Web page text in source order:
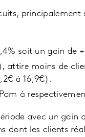
principalement
soit un gain de
attire moins de
à 16,9€).
à
avec un gain
dont les clients